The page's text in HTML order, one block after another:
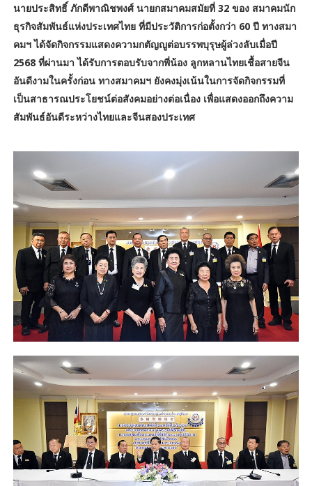
นายประสิทธิ์ ภักดีพาณิชพงศ์ นายกสมาคมสมัยที่ 32 ของ สมาคมนัก
ธุรกิจสัมพันธ์แห่งประเทศไทย ที่มีประวัติการก่อตั้งกว่า 60 ปี ทางสมา
คมฯ ได้จัดกิจกรรมแสดงความกตัญญูต่อบรรพบุรุษผู้ล่วงลับเมื่อปี
2568 ที่ผ่านมา ได้รับการตอบรับจากพี่น้อง ลูกหลานไทยเชื้อสายจีน
อันดีงามในครั้งก่อน ทางสมาคมฯ ยังคงมุ่งเน้นในการจัดกิจกรรมที่
เป็นสาธารณประโยชน์ต่อสังคมอย่างต่อเนื่อง เพื่อแสดงออกถึงความ
สัมพันธ์อันดีระหว่างไทยและจีนสองประเทศ